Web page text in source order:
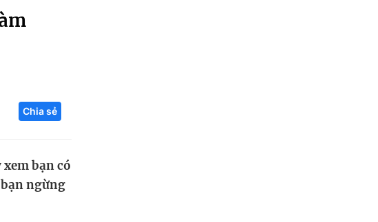
Công nghệ tương lai
trường
Chia sẻ
bạn có
ngừng